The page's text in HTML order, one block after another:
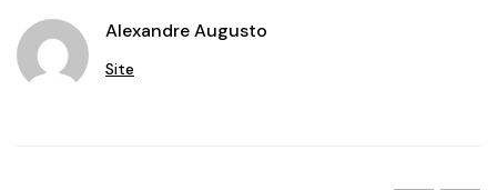
Alexandre Augusto
Site